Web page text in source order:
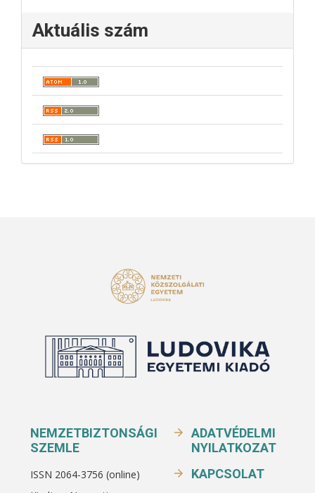
Aktuális szám
NEMZETBIZTONSÁGI
SZEMLE
ISSN 2064-3756 (online)
ADATVÉDELMI
NYILATKOZAT
KAPCSOLAT